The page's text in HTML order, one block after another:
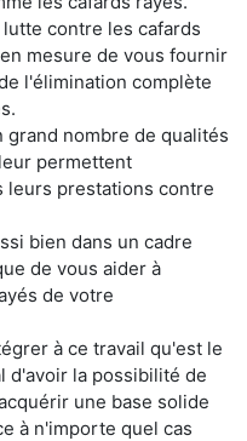
contre les cafards
mesure de vous fournir
l'élimination complète
nombre de qualités
permettent
leurs prestations contre
bien dans un cadre
de vous aider à
de votre
à ce travail qu'est le
d'avoir la possibilité de
une base solide
à n'importe quel cas